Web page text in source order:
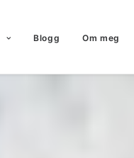
Blogg Om meg